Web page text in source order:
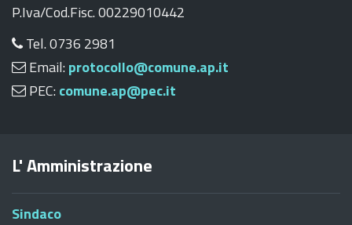
P.Iva/Cod.Fisc. 00229010442
Tel. 0736 2981
Email: protocollo@comune.ap.it
PEC: comune.ap@pec.it
L' Amministrazione
Sindaco